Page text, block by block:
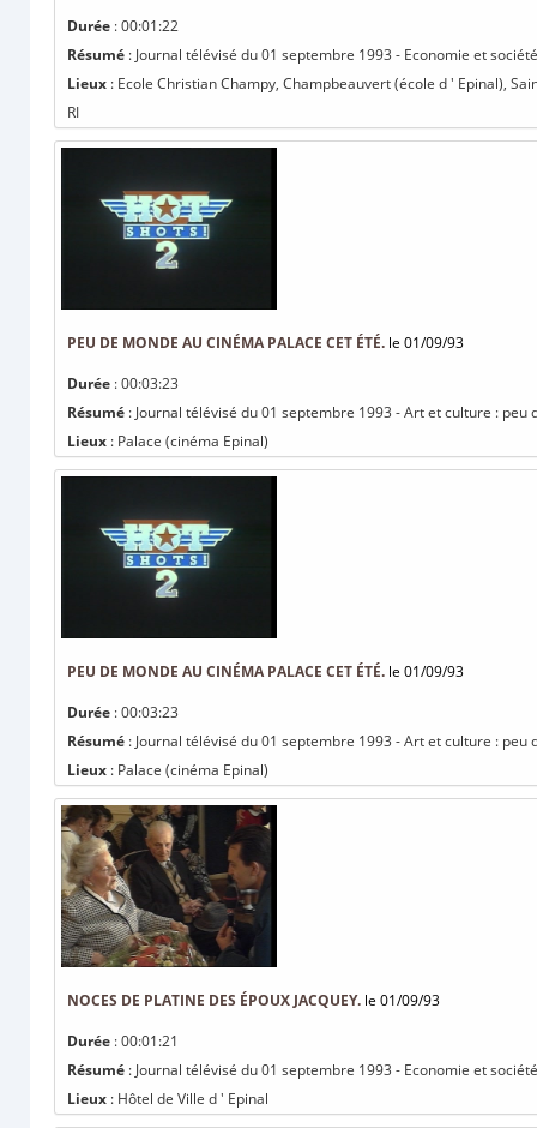
Durée : 00:01:22
Résumé : Journal télévisé du 01 septembre 1993 - Economie et
Lieux : Ecole Christian Champy, Champbeauvert (école d ' Epinal),
RI
PEU DE MONDE AU CINÉMA PALACE CET ÉTÉ. le 01/09/93
Durée : 00:03:23
Résumé : Journal télévisé du 01 septembre 1993 - Art et culture : peu
Lieux : Palace (cinéma Epinal)
PEU DE MONDE AU CINÉMA PALACE CET ÉTÉ. le 01/09/93
Durée : 00:03:23
Résumé : Journal télévisé du 01 septembre 1993 - Art et culture : peu
Lieux : Palace (cinéma Epinal)
NOCES DE PLATINE DES ÉPOUX JACQUEY. le 01/09/93
Durée : 00:01:21
Résumé : Journal télévisé du 01 septembre 1993 - Economie et
Lieux : Hôtel de Ville d ' Epinal